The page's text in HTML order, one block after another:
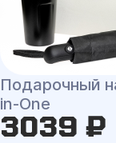
Подарочный
in-One
3039 ₽